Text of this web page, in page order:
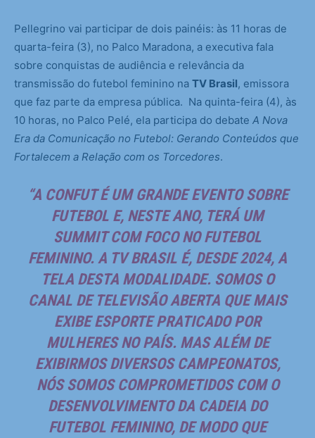
Pellegrino vai participar de dois painéis: às 11 horas de
quarta-feira (3), no Palco Maradona, a executiva fala
sobre conquistas de audiência e relevância da
transmissão do futebol feminino na TV Brasil, emissora
que faz parte da empresa pública. Na quinta-feira (4), às
10 horas, no Palco Pelé, ela participa do debate A Nova
Era da Comunicação no Futebol: Gerando Conteúdos que
Fortalecem a Relação com os Torcedores.
“A CONFUT É UM GRANDE EVENTO SOBRE
FUTEBOL E, NESTE ANO, TERÁ UM
SUMMIT COM FOCO NO FUTEBOL
FEMININO. A TV BRASIL É, DESDE 2024, A
TELA DESTA MODALIDADE. SOMOS O
CANAL DE TELEVISÃO ABERTA QUE MAIS
EXIBE ESPORTE PRATICADO POR
MULHERES NO PAÍS. MAS ALÉM DE
EXIBIRMOS DIVERSOS CAMPEONATOS,
NÓS SOMOS COMPROMETIDOS COM O
DESENVOLVIMENTO DA CADEIA DO
FUTEBOL FEMININO, DE MODO QUE